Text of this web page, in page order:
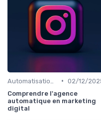
• 02/12/
Comprendre l'agence
automatique en marketing
digital